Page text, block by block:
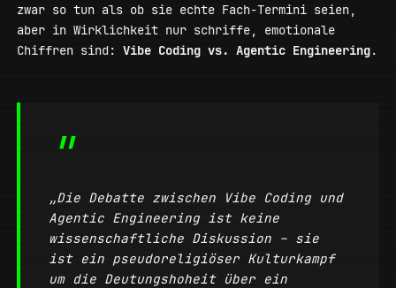
zwar so tun als ob sie echte Fach-Termini seien,
aber in Wirklichkeit nur schriffe, emotionale
Chiffren sind:Vibe Coding vs. Agentic Engineering.
„Die Debatte zwischen Vibe Coding und
Agentic Engineering ist keine
wissenschaftliche Diskussion – sie
ist ein pseudoreligiöser Kulturkampf
um die Deutungshoheit über ein